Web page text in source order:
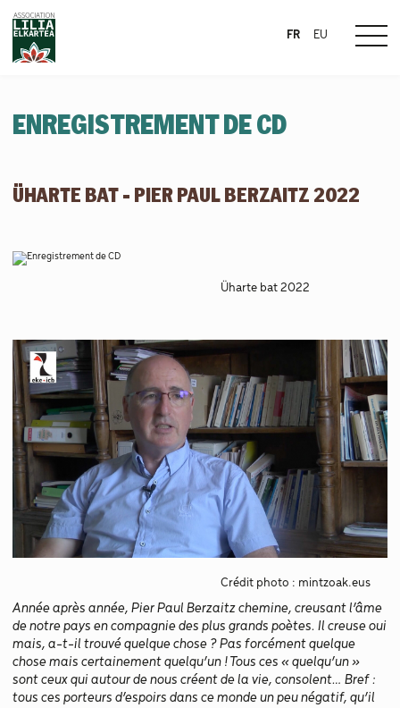
FR EU
ENREGISTREMENT DE CD
ÜHARTE BAT - PIER PAUL BERZAITZ 2022
Üharte bat 2022
Crédit photo : mintzoak.eus
Année après année, Pier Paul Berzaitz chemine, creusant l’âme
de notre pays en compagnie des plus grands poètes. Il creuse oui
mais, a-t-il trouvé quelque chose ? Pas forcément quelque
chose mais certainement quelqu’un ! Tous ces « quelqu’un »
sont ceux qui autour de nous créent de la vie, consolent… Bref :
tous ces porteurs d’espoirs dans ce monde un peu négatif, qu’il